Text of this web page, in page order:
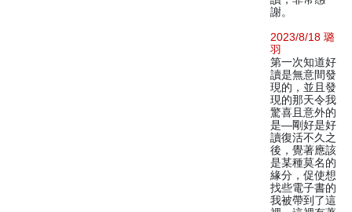
謝。
2023/8/18 璐
羽
第一次知道好
讀是無意間發
現的，並且發
現的那天令我
驚喜且意外的
是—剛好是好
讀復活不久之
後，覺著應該
是某種莫名的
緣分，促使想
找些電子書的
我被帶到了這